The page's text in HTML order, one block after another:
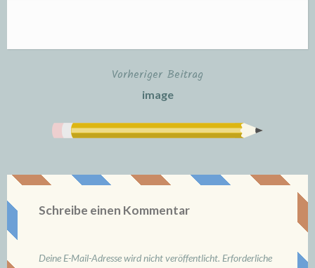
Vorheriger Beitrag
image
Schreibe einen Kommentar
Deine E-Mail-Adresse wird nicht veröffentlicht. Erforderliche